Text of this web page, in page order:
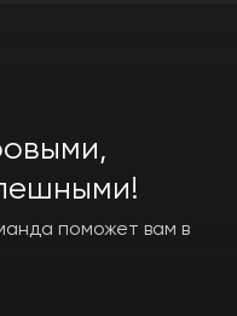
поможет вам в